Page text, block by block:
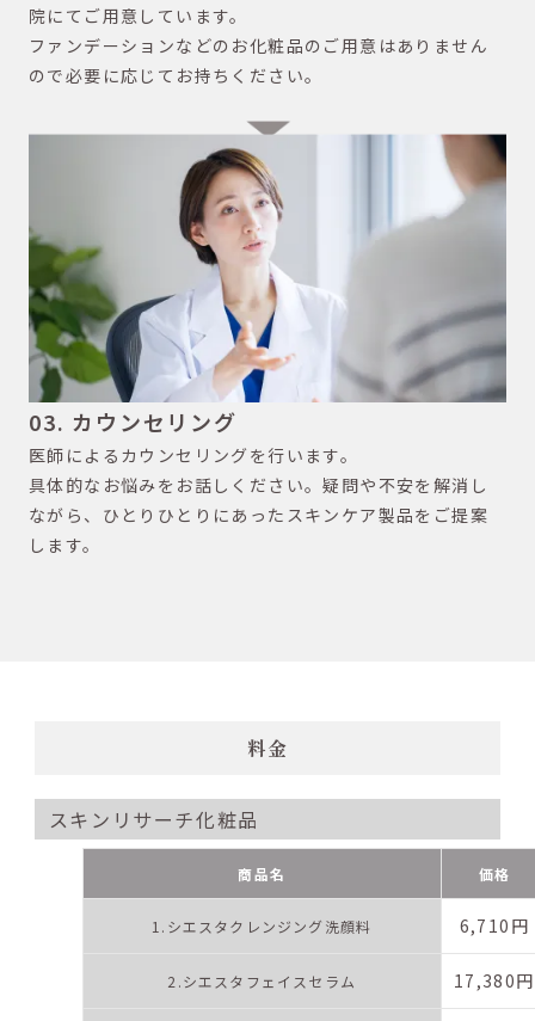
院にてご用意しています。
ファンデーションなどのお化粧品のご用意はありません
ので必要に応じてお持ちください。
03. カウンセリング
医師によるカウンセリングを行います。
具体的なお悩みをお話しください。疑問や不安を解消し
ながら、ひとりひとりにあったスキンケア製品をご提案
します。
料金
スキンリサーチ化粧品
商品名 価格
1.シエスタクレンジング洗顔料 6,710円
2.シエスタフェイスセラム 17,380円